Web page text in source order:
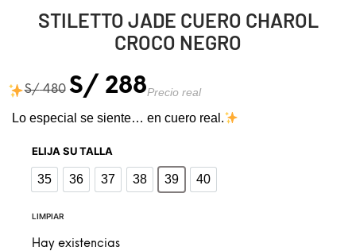
STILETTO JADE CUERO CHAROL
CROCO NEGRO
S/480 S/ 288Precio real
Lo especial se siente… en cuero real.
ELIJA SU TALLA
35
35
36
36
37
37
38
38
39
39
40
40
LIMPIAR
Hay existencias